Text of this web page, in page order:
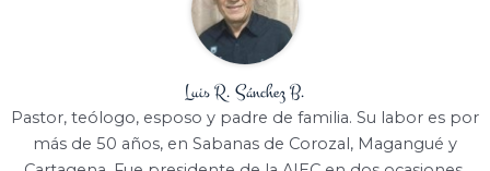
Luis R. Sánchez B.
Pastor, teólogo, esposo y padre de familia. Su labor es por
más de 50 años, en Sabanas de Corozal, Magangué y